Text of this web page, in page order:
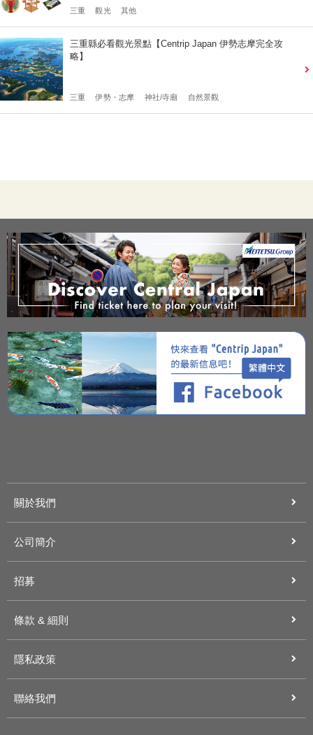
三重 觀光 其他
三重縣必看觀光景點【Centrip Japan 伊勢志摩完全攻
略】
三重 伊勢・志摩 神社/寺廟 自然景觀
關於我們
公司簡介
招募
條款 & 細則
隱私政策
聯絡我們